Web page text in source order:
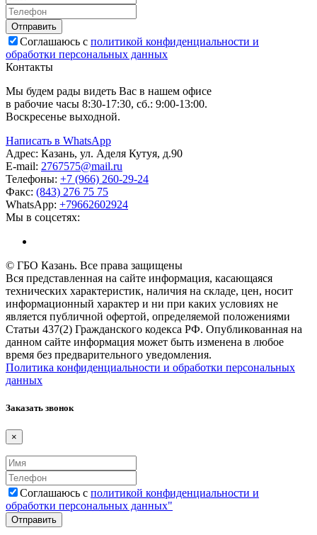
Соглашаюсь с политикой конфиденциальности и
обработки персональных данных
Контакты
Мы будем рады видеть Вас в нашем офисе
в рабочие часы 8:30-17:30, сб.: 9:00-13:00.
Воскресенье выходной.
Написать в WhatsApp
Адрес: Казань, ул. Аделя Кутуя, д.90
E-mail: 2767575@mail.ru
Телефоны: +7 (966) 260-29-24
Факс: (843) 276 75 75
WhatsApp: +79662602924
Мы в соцсетях:
© ГБО Казань. Все права защищены
Вся представленная на сайте информация, касающаяся
технических характеристик, наличия на складе, цен, носит
информационный характер и ни при каких условиях не
является публичной офертой, определяемой положениями
Статьи 437(2) Гражданского кодекса РФ. Опубликованная на
данном сайте информация может быть изменена в любое
время без предварительного уведомления.
Политика конфиденциальности и обработки персональных
данных
Заказать звонок
×
Соглашаюсь с политикой конфиденциальности и
обработки персональных данных"